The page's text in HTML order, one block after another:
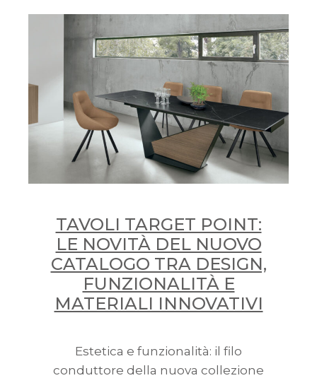
TAVOLI TARGET POINT:
LE NOVITÀ DEL NUOVO
CATALOGO TRA DESIGN,
FUNZIONALITÀ E
MATERIALI INNOVATIVI
Estetica e funzionalità: il filo
conduttore della nuova collezione